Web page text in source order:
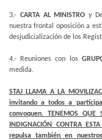
3.- CARTA AL MINISTRO y
nuestra frontal oposición a
desjudicialización de los
4.- Reuniones con los
medida.
STAJ LLAMA A LA
invitando a todos a
convoquen. TENEMOS QUE
INDIGNACIÓN CONTRA
repulsa también en